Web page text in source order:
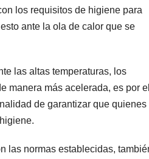
los requisitos de higiene para
ante la ola de calor que se
las altas temperaturas, los
manera más acelerada, es por
de garantizar que quienes
las normas establecidas,